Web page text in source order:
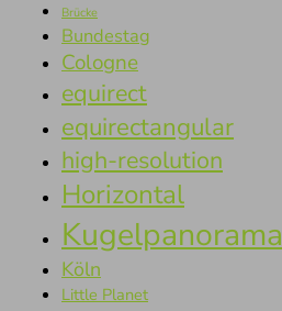
Brücke
Bundestag
Cologne
equirect
equirectangular
high-resolution
Horizontal
Kugelpanorama
Köln
Little Planet